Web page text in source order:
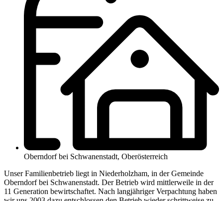
Oberndorf bei Schwanenstadt, Oberösterreich
Unser Familienbetrieb liegt in Niederholzham, in der Gemeinde
Oberndorf bei Schwanenstadt. Der Betrieb wird mittlerweile in der
11 Generation bewirtschaftet. Nach langjähriger Verpachtung haben